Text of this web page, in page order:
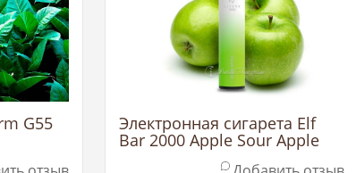
G55 Электронная сигарета Elf
Bar 2000 Apple Sour Apple
(Эльф Бар Кислое Яблоко)